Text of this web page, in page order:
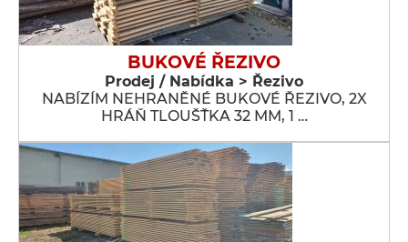
BUKOVÉ ŘEZIVO
Prodej / Nabídka > Řezivo
NABÍZÍM NEHRANĚNÉ BUKOVÉ ŘEZIVO, 2X
HRÁŇ TLOUŠŤKA 32 MM, 1 …